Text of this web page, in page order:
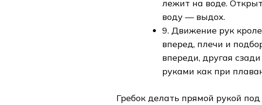
лежит на воде.
воду — выдох.
9. Движение рук
вперед, плечи и
впереди, другая
руками как при
Гребок делать прямой рукой